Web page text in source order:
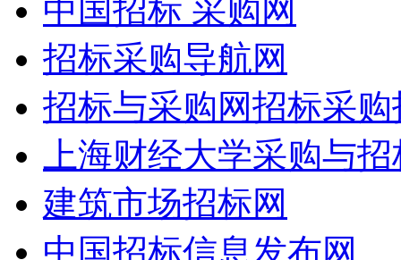
中国招标 采购网
招标采购导航网
招标与采购网招标采
上海财经大学采购与
建筑市场招标网
中国招标信息发布网